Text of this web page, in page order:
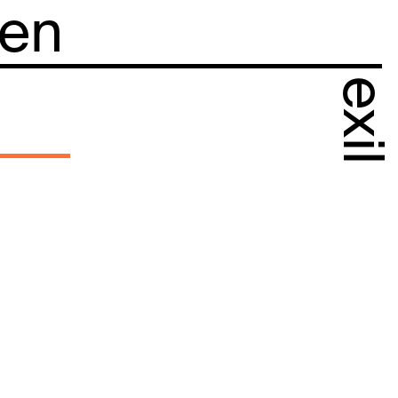
exil